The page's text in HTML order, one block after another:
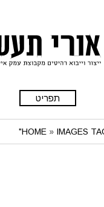
תפריט
HOME » IMAGES